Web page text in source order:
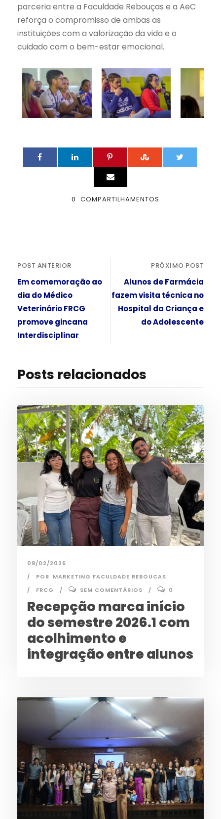
parceria entre a Faculdade Rebouças e a AeC
reforça o compromisso de ambas as
instituições com a valorização da vida e o
cuidado com o bem-estar emocional.
0 COMPARTILHAMENTOS
POST ANTERIOR
Em comemoração ao
dia do Médico
Veterinário FRCG
promove gincana
Interdisciplinar
PRÓXIMO POST
Alunos de Farmácia
fazem visita técnica no
Hospital da Criança e
do Adolescente
Posts relacionados
09/02/2026
POR MARKETING FACULDADE REBOUCAS
FRCG
SEM COMENTÁRIOS 0
Recepção marca início
do semestre 2026.1 com
acolhimento e
integração entre alunos